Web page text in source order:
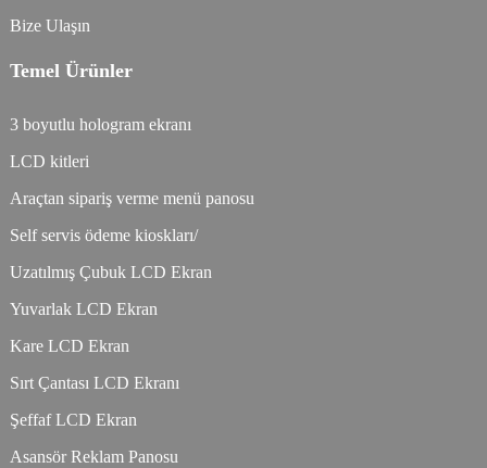
Bize Ulaşın
Temel Ürünler
3 boyutlu hologram ekranı
LCD kitleri
Araçtan sipariş verme menü panosu
Self servis ödeme kioskları/
Uzatılmış Çubuk LCD Ekran
Yuvarlak LCD Ekran
Kare LCD Ekran
Sırt Çantası LCD Ekranı
Şeffaf LCD Ekran
Asansör Reklam Panosu